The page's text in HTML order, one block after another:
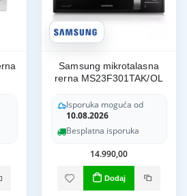
Samsung mikrotalasna
rerna MS23F301TAK/OL
Isporuka moguća od
10.08.2026
Besplatna isporuka
14.990,00
Dodaj